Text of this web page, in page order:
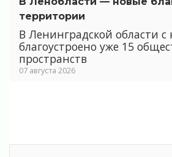
территории
В Ленинградской области с
благоустроено уже 15
пространств
07 августа 2026